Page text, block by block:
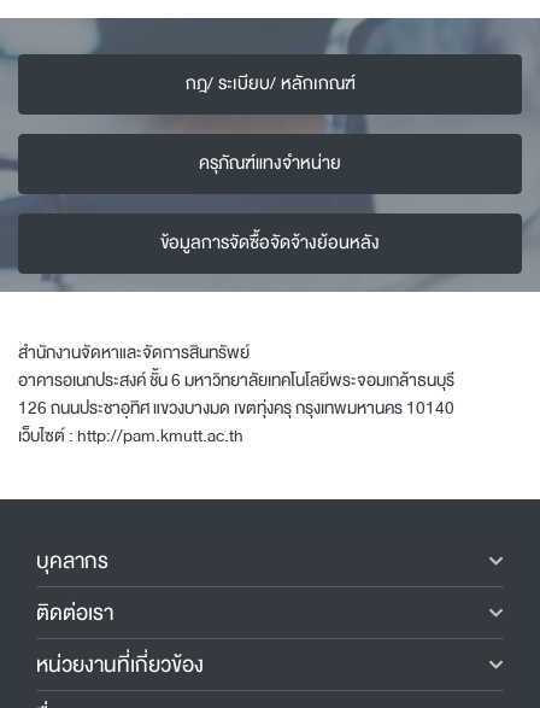
กฎ/ ระเบียบ/ หลักเกณฑ์
ครุภัณฑ์แทงจำหน่าย
ข้อมูลการจัดซื้อจัดจ้างย้อนหลัง
สำนักงานจัดหาและจัดการสินทรัพย์
อาคารอเนกประสงค์ ชั้น 6 มหาวิทยาลัยเทคโนโลยีพระจอมเกล้าธนบุรี
126 ถนนประชาอุทิศ แขวงบางมด เขตทุ่งครุ กรุงเทพมหานคร 10140
เว็บไซต์ :http://pam.kmutt.ac.th
บุคลากร
ติดต่อเรา
หน่วยงานที่เกี่ยวข้อง